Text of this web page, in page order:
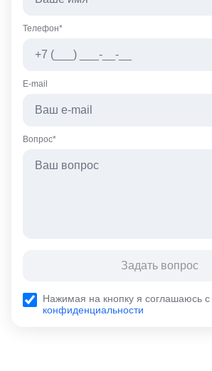
Телефон*
E-mail
Вопрос*
Задать вопрос
Нажимая на кнопку я соглашаюсь с
конфиденциальности